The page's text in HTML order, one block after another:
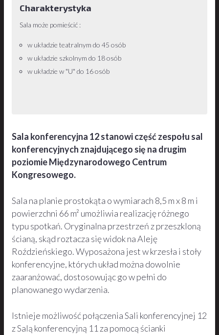
Charakterystyka
Sala może pomieścić :
w układzie teatralnym do 45 osób
w układzie szkolnym do 18 osób
w układzie w "U" do 16 osób
Sala konferencyjna 12 stanowi część zespołu sal
konferencyjnych znajdującego się na drugim
poziomie Międzynarodowego Centrum
Kongresowego.
Sala na planie prostokąta o wymiarach 8,5 m x 8 m i
powierzchni 66 m² umożliwia realizację różnego
typu spotkań. Oryginalna przestrzeń z przeszkloną
ścianą, skąd roztacza się widok na Aleję
Roździeńskiego. Wyposażona jest w krzesła i stoły
konferencyjne, których układ można dowolnie
zaaranżować, dostosowując go w pełni do
planowanego wydarzenia.
Istnieje możliwość połączenia Sali konferencyjnej 12
z Salą konferencyjną 11 za pomocą ścianki